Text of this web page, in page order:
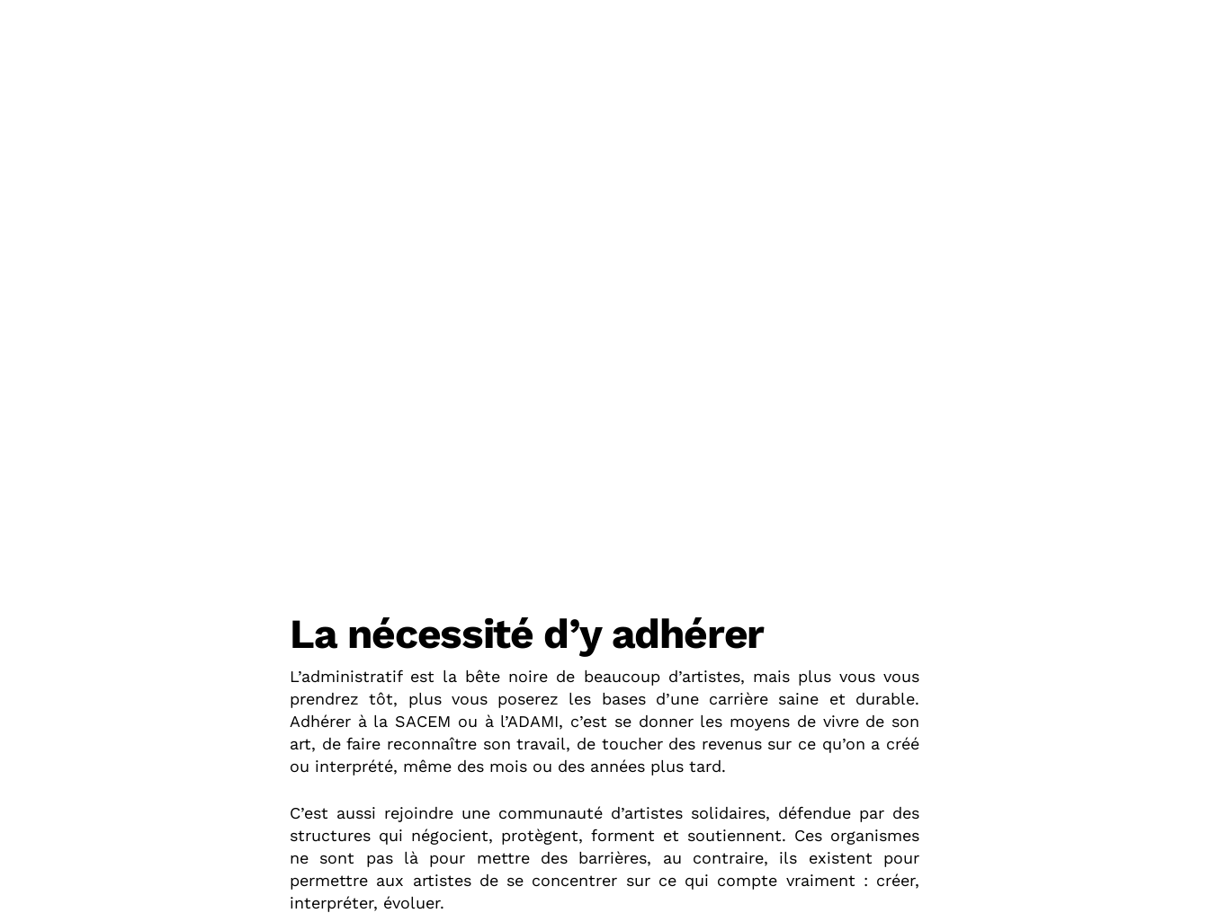
La nécessité d’y adhérer
L’administratif est la bête noire de beaucoup d’artistes, mais plus vous vous
prendrez tôt, plus vous poserez les bases d’une carrière saine et durable.
Adhérer à la SACEM ou à l’ADAMI, c’est se donner les moyens de vivre de son
art, de faire reconnaître son travail, de toucher des revenus sur ce qu’on a créé
ou interprété, même des mois ou des années plus tard.
C’est aussi rejoindre une communauté d’artistes solidaires, défendue par des
structures qui négocient, protègent, forment et soutiennent. Ces organismes
ne sont pas là pour mettre des barrières, au contraire, ils existent pour
permettre aux artistes de se concentrer sur ce qui compte vraiment : créer,
interpréter, évoluer.